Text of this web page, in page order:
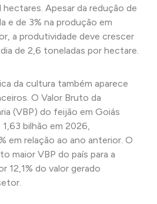
hectares. Apesar da redução de
e de 3% na produção em
a produtividade deve crescer
de 2,6 toneladas por hectare.
da cultura também aparece
O Valor Bruto da
(VBP) do feijão em Goiás
bilhão em 2026,
em relação ao ano anterior. O
maior VBP do país para a
12,1% do valor gerado